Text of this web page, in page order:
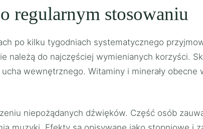
regularnym stosowaniu
po kilku tygodniach systematycznego
należą do najczęściej wymienianych korzyści.
wewnętrznego. Witaminy i minerały obecne
niepożądanych dźwięków. Część osób